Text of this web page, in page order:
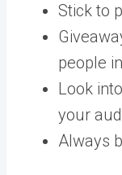
Stick to
people
Look
your
Always